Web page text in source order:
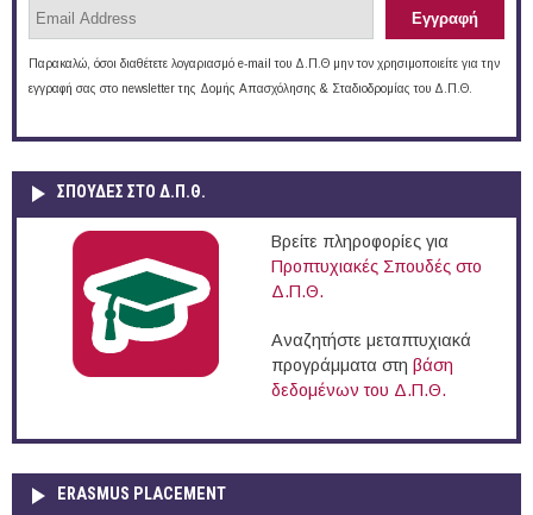
Παρακαλώ, όσοι διαθέτετε λογαριασμό e-mail του Δ.Π.Θ μην τον χρησιμοποιείτε για την
εγγραφή σας στο newsletter της Δομής Απασχόλησης & Σταδιοδρομίας του Δ.Π.Θ.
ΣΠΟΥΔΈΣ ΣΤΟ Δ.Π.Θ.
Βρείτε πληροφορίες για
Προπτυχιακές Σπουδές στο
Δ.Π.Θ.
Αναζητήστε μεταπτυχιακά
προγράμματα στη βάση
δεδομένων του Δ.Π.Θ.
ERASMUS PLACEMENT